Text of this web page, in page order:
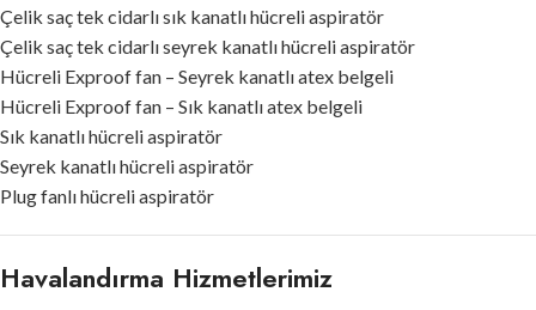
Çelik saç tek cidarlı sık kanatlı hücreli aspiratör
Çelik saç tek cidarlı seyrek kanatlı hücreli aspiratör
Hücreli Exproof fan – Seyrek kanatlı atex belgeli
Hücreli Exproof fan – Sık kanatlı atex belgeli
Sık kanatlı hücreli aspiratör
Seyrek kanatlı hücreli aspiratör
Plug fanlı hücreli aspiratör
Havalandırma Hizmetlerimiz